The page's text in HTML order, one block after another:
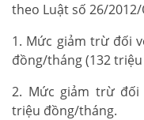
theo Luật số 26/
1. Mức giảm trừ đối
đồng/tháng (132
2. Mức giảm trừ
triệu đồng/tháng.